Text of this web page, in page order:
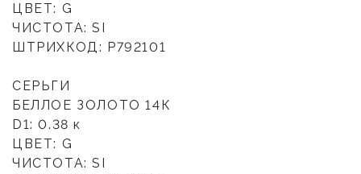
ЦВЕТ: G
ЧИСТОТА: SI
ШТРИХКОД: P792101
СЕРЬГИ
БЕЛЛОЕ ЗОЛОТО 14К
D1: 0.38 к
ЦВЕТ: G
ЧИСТОТА: SI